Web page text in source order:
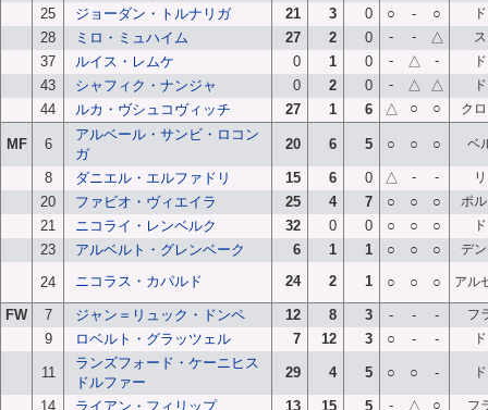
25 ジョーダン・トルナリガ 21 3 0 ○ - ○
28 ミロ・ミュハイム 27 2 0 - - △
37 ルイス・レムケ 0 1 0 - △ -
43 シャフィク・ナンジャ 0 2 0 - △ △
44 ルカ・ヴシュコヴィッチ 27 1 6 △ ○ ○ ク
MF 6
アルベール・サンビ・ロコン
ガ
20 6 5 ○ ○ ○ ベ
8 ダニエル・エルファドリ 15 6 0 △ - -
20 ファビオ・ヴィエイラ 25 4 7 ○ ○ ○ ポ
21 ニコライ・レンベルク 32 0 0 ○ ○ ○
23 アルベルト・グレンベーク 6 1 1 ○ ○ ○ デ
24 ニコラス・カパルド 24 2 1 ○ ○ ○ アル
FW 7 ジャン＝リュック・ドンペ 12 8 3 - - - フ
9 ロベルト・グラッツェル 7 12 3 ○ - -
11
ランズフォード・ケーニヒス
ドルファー
29 4 5 ○ ○ -
14 ライアン・フィリップ 13 15 5 - △ ○ フ